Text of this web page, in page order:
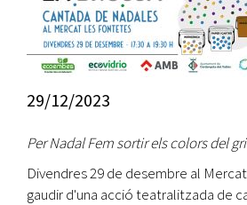
29/12/2023
Per Nadal Fem sortir els colors del
Divendres 29 de desembre al
gaudir d'una acció teatralitzada de